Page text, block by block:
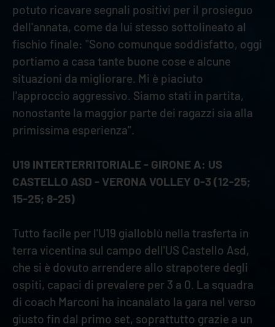
potuto ricavare segnali positivi per il prosieguo
dell'annata, come da lui stesso sottolineato al
fischio finale: "Sono comunque soddisfatto, oggi
portiamo a casa tante buone cose e alcune
situazioni da migliorare. Mi è piaciuto
l'approccio aggressivo. Siamo stati in partita,
nonostante la maggior parte dei ragazzi sia alla
primissima esperienza".
U19 INTERTERRITORIALE - GIRONE A: US
CASTELLO ASD - VERONA VOLLEY 0-3 (12-25;
15-25; 8-25)
Tutto facile per l'U19 gialloblù nella trasferta in
terra vicentina sul campo dell'US Castello Asd,
che si è dovuto arrendere allo strapotere degli
ospiti, capaci di prevalere per 3 a 0. La squadra
di coach Marconi ha incanalato la gara nel verso
giusto fin dal primo set, soprattutto grazie a un